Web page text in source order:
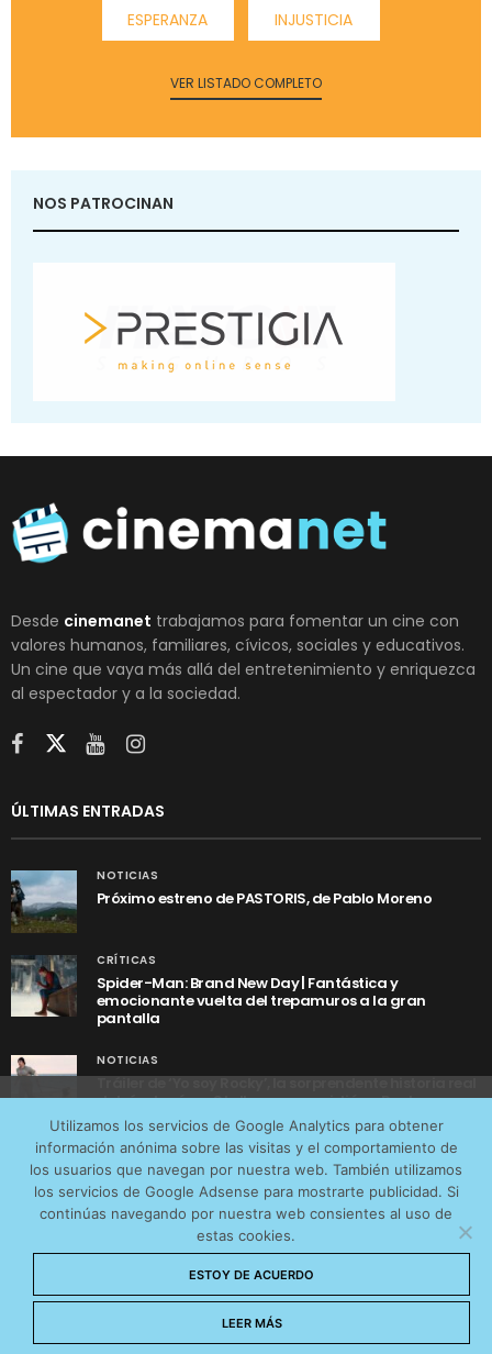
ESPERANZA INJUSTICIA
VER LISTADO COMPLETO
NOS PATROCINAN
Desde cinemanet trabajamos para fomentar un cine con
valores humanos, familiares, cívicos, sociales y educativos.
Un cine que vaya más allá del entretenimiento y enriquezca
al espectador y a la sociedad.
ÚLTIMAS ENTRADAS
NOTICIAS
Próximo estreno de PASTORIS, de Pablo Moreno
CRÍTICAS
Spider-Man: Brand New Day | Fantástica y
emocionante vuelta del trepamuros a la gran
pantalla
NOTICIAS
Tráiler de ‘Yo soy Rocky’, la sorprendente historia real
detrás de cómo Stallone se convirtió en Rocky
AVISO LEGAL CONTACTO
POLÍTICA DE COOKIES
POLÍTICA DE PRIVACIDAD
© 2026 CinemaNet. Designed by
Utilizamos los servicios de Google Analytics para obtener
información anónima sobre las visitas y el comportamiento de
los usuarios que navegan por nuestra web. También utilizamos
los servicios de Google Adsense para mostrarte publicidad. Si
continúas navegando por nuestra web consientes al uso de
estas cookies.
ESTOY DE ACUERDO
LEER MÁS
tráfico web que recibimos y conocer los servicios que
más os interesan. Puede cambiar las preferencias y
obtener más información sobre las cookies que
utilizamos en nuestra Política de cookies
Aceptar cookies
No permitir cookies